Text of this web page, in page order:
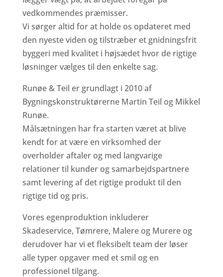
vedkommendes præmisser.
Vi sørger altid for at holde os opdateret med
den nyeste viden og tilstræber et gnidningsfrit
byggeri med kvalitet i højsædet hvor de rigtige
løsninger vælges til den enkelte sag.
Runøe & Teil er grundlagt i 2010 af
Bygningskonstruktørerne Martin Teil og Mikkel
Runøe.
Målsætningen har fra starten været at blive
kendt for at være en virksomhed der
overholder aftaler og med langvarige
relationer til kunder og samarbejdspartnere
samt levering af det rigtige produkt til den
rigtige tid og pris.
Vores egenproduktion inkluderer
Skadeservice, Tømrere, Malere og Murere og
derudover har vi et fleksibelt team der løser
alle typer opgaver med et smil og en
professionel tilgang.